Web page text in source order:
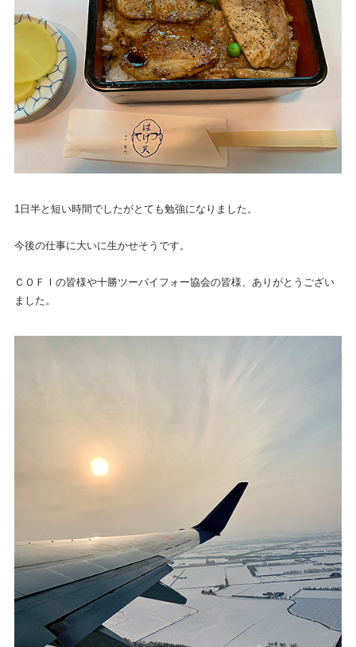
1日半と短い時間でしたがとても勉強になりました。
今後の仕事に大いに生かせそうです。
ＣＯＦＩの皆様や十勝ツーバイフォー協会の皆様、ありがとうござい
ました。